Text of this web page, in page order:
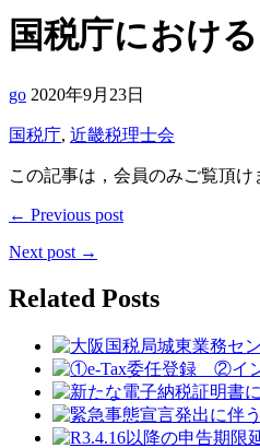
国税庁におけ
go 2020年9月23日
国税庁, 近畿税理士会
この記事は，会員のみご覧頂
← Previous post
Next post →
Related Posts